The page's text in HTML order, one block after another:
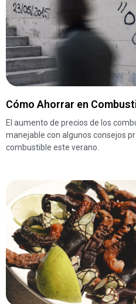
Cómo Ahorrar en
El aumento de precios de los
manejable con algunos consejos
combustible este verano.